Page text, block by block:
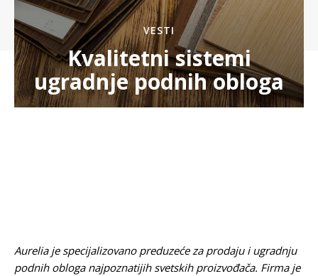
VESTI
Kvalitetni sistemi
ugradnje podnih obloga
Aurelia je specijalizovano preduzeće za prodaju i ugradnju
podnih obloga najpoznatijih svetskih proizvođača. Firma je